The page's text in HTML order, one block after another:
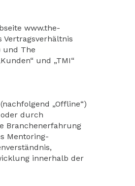
www.the-
Vertragsverhältnis
und The
und „TMI“
„Offline“)
durch
Branchenerfahrung
Mentoring-
innerhalb der